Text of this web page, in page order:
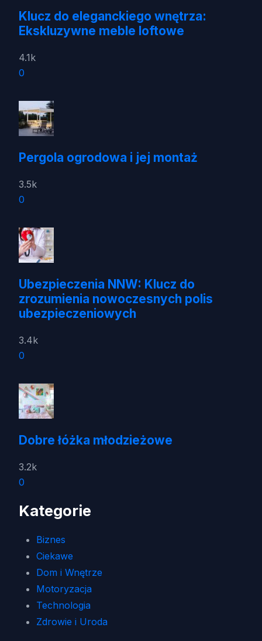
Klucz do eleganckiego wnętrza:
Ekskluzywne meble loftowe
4.1k
0
Pergola ogrodowa i jej montaż
3.5k
0
Ubezpieczenia NNW: Klucz do
zrozumienia nowoczesnych polis
ubezpieczeniowych
3.4k
0
Dobre łóżka młodzieżowe
3.2k
0
Kategorie
Biznes
Ciekawe
Dom i Wnętrze
Motoryzacja
Technologia
Zdrowie i Uroda